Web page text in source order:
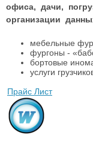
офиса, дачи,
организации
мебельные
фургоны -
бортовые
услуги
Прайс Лист